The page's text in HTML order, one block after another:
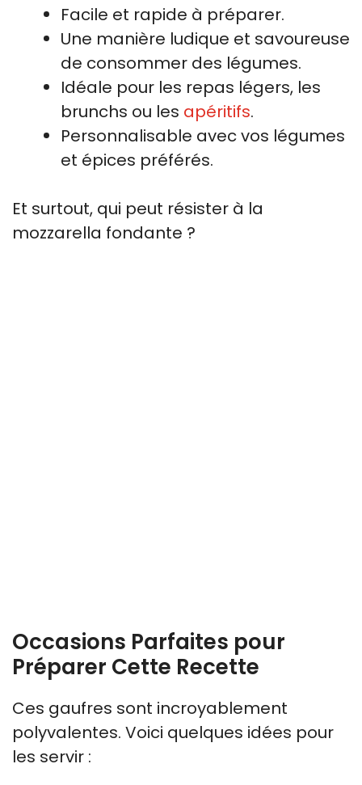
Facile et rapide à préparer.
Une manière ludique et savoureuse
de consommer des légumes.
Idéale pour les repas légers, les
brunchs ou les apéritifs.
Personnalisable avec vos légumes
et épices préférés.
Et surtout, qui peut résister à la
mozzarella fondante ?
Occasions Parfaites pour
Préparer Cette Recette
Ces gaufres sont incroyablement
polyvalentes. Voici quelques idées pour
les servir :